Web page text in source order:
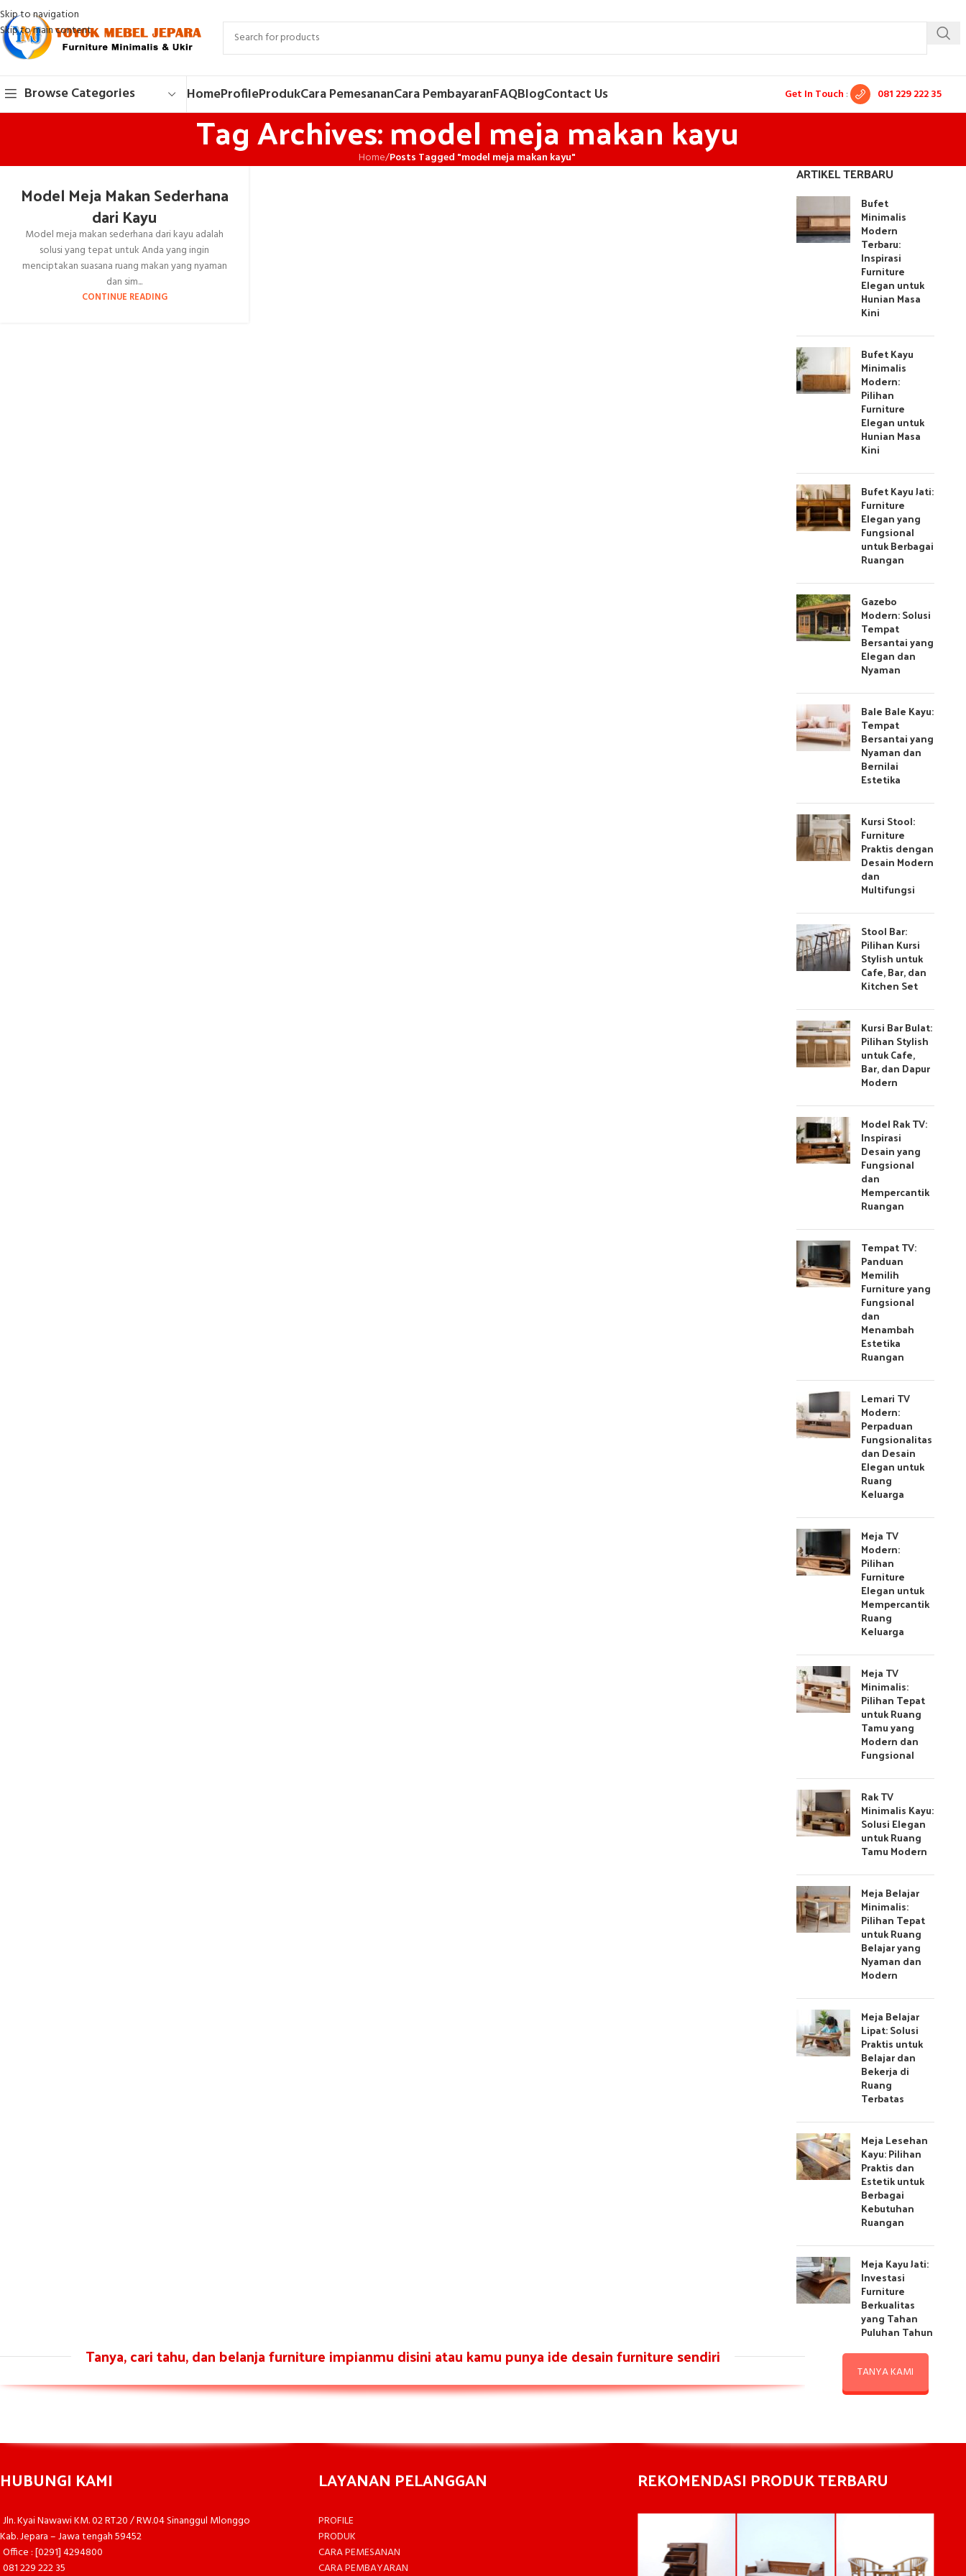
Skip to navigation
Skip to main content
Browse Categories HomeProfileProdukCara PemesananCara PembayaranFAQBlogContact Us Get In Touch : 081 229 222 35
Tag Archives: model meja makan kayu
Home/Posts Tagged "model meja makan kayu"
Model Meja Makan Sederhana
dari Kayu
Model meja makan sederhana dari kayu adalah
solusi yang tepat untuk Anda yang ingin
menciptakan suasana ruang makan yang nyaman
dan sim...
CONTINUE READING
ARTIKEL TERBARU
Bufet
Minimalis
Modern
Terbaru:
Inspirasi
Furniture
Elegan untuk
Hunian Masa
Kini
Bufet Kayu
Minimalis
Modern:
Pilihan
Furniture
Elegan untuk
Hunian Masa
Kini
Bufet Kayu Jati:
Furniture
Elegan yang
Fungsional
untuk Berbagai
Ruangan
Gazebo
Modern: Solusi
Tempat
Bersantai yang
Elegan dan
Nyaman
Bale Bale Kayu:
Tempat
Bersantai yang
Nyaman dan
Bernilai
Estetika
Kursi Stool:
Furniture
Praktis dengan
Desain Modern
dan
Multifungsi
Stool Bar:
Pilihan Kursi
Stylish untuk
Cafe, Bar, dan
Kitchen Set
Kursi Bar Bulat:
Pilihan Stylish
untuk Cafe,
Bar, dan Dapur
Modern
Model Rak TV:
Inspirasi
Desain yang
Fungsional
dan
Mempercantik
Ruangan
Tempat TV:
Panduan
Memilih
Furniture yang
Fungsional
dan
Menambah
Estetika
Ruangan
Lemari TV
Modern:
Perpaduan
Fungsionalitas
dan Desain
Elegan untuk
Ruang
Keluarga
Meja TV
Modern:
Pilihan
Furniture
Elegan untuk
Mempercantik
Ruang
Keluarga
Meja TV
Minimalis:
Pilihan Tepat
untuk Ruang
Tamu yang
Modern dan
Fungsional
Rak TV
Minimalis Kayu:
Solusi Elegan
untuk Ruang
Tamu Modern
Meja Belajar
Minimalis:
Pilihan Tepat
untuk Ruang
Belajar yang
Nyaman dan
Modern
Meja Belajar
Lipat: Solusi
Praktis untuk
Belajar dan
Bekerja di
Ruang
Terbatas
Meja Lesehan
Kayu: Pilihan
Praktis dan
Estetik untuk
Berbagai
Kebutuhan
Ruangan
Meja Kayu Jati:
Investasi
Furniture
Berkualitas
yang Tahan
Puluhan Tahun
Tanya, cari tahu, dan belanja furniture impianmu disini atau kamu punya ide desain furniture sendiri
TANYA KAMI
HUBUNGI KAMI
Jln. Kyai Nawawi KM. 02 RT.20 / RW.04 Sinanggul Mlonggo
Kab. Jepara – Jawa tengah 59452
Office : [0291] 4294800
081 229 222 35
LAYANAN PELANGGAN
PROFILE
PRODUK
CARA PEMESANAN
CARA PEMBAYARAN
REKOMENDASI PRODUK TERBARU